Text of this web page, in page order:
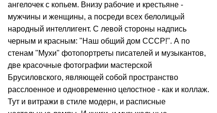
ангелочек с копьем. Внизу рабочие и крестьяне -
мужчины и женщины, а посреди всех белолицый
народный интеллигент. С левой стороны надпись
черным и красным: "Наш общий дом СССР!". А по
стенам "Мухи" фотопортреты писателей и музыкантов,
две красочные фотографии мастерской
Брусиловского, являющей собой пространство
расслоенное и одновременно целостное - как и коллаж.
Тут и витражи в стиле модерн, и расписные